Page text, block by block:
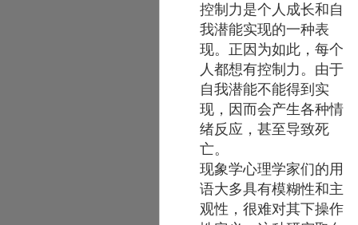
控制力是个人成长和自
我潜能实现的一种表
现。正因为如此，每个
人都想有控制力。由于
自我潜能不能得到实
现，因而会产生各种情
绪反应，甚至导致死
亡。
现象学心理学家们的用
语大多具有模糊性和主
观性，很难对其下操作